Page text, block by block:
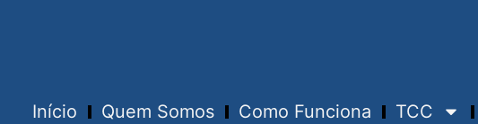
Início Quem Somos Como Funciona TCC